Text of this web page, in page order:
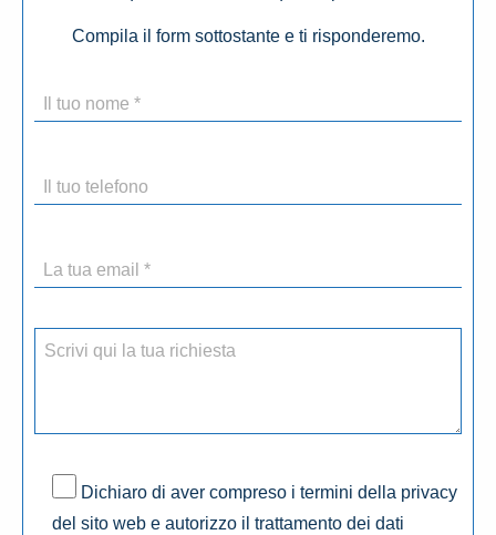
Compila il form sottostante e ti risponderemo.
Dichiaro di aver compreso i termini della privacy
del sito web e autorizzo il trattamento dei dati